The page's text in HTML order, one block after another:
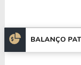
BALANÇO